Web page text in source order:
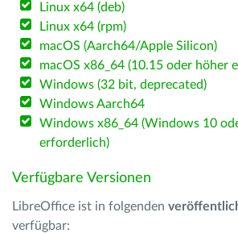
Linux x64 (deb)
Linux x64 (rpm)
macOS (Aarch64/Apple Silicon)
macOS x86_64 (10.15 oder höher
Windows (32 bit, deprecated)
Windows Aarch64
Windows x86_64 (Windows 10
erforderlich)
Verfügbare Versionen
LibreOffice ist in folgenden
verfügbar: